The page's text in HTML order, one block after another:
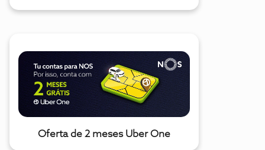
Oferta de 2 meses Uber One